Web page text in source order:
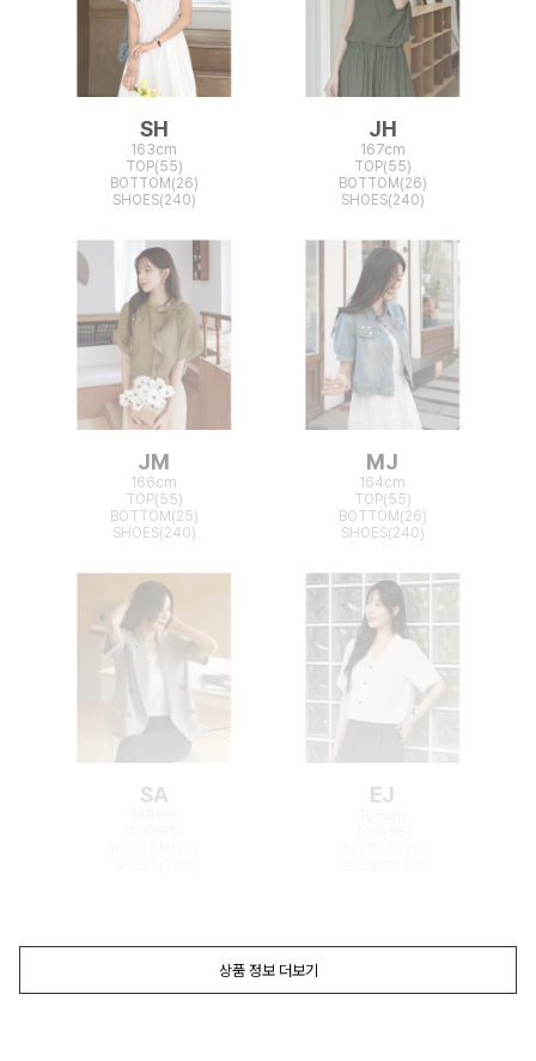
SH
163cm
TOP(55)
BOTTOM(26)
SHOES(240)
JH
167cm
TOP(55)
BOTTOM(26)
SHOES(240)
JM
166cm
TOP(55)
BOTTOM(25)
SHOES(240)
MJ
164cm
TOP(55)
BOTTOM(26)
SHOES(240)
SA EJ
상품 정보 더보기